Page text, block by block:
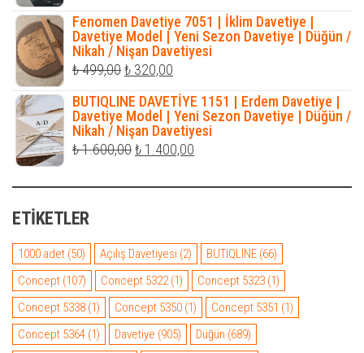
₺ 600,00.fiyat:
₺ 486,00.
Fenomen Davetiye 7051 | İklim Davetiye |
Davetiye Model | Yeni Sezon Davetiye | Düğün /
Nikah / Nişan Davetiyesi
₺499,00Orijinal
₺ 499,00.
₺ 320,00
andaki
fiyat:
₺ 320,00.
BUTIQLINE DAVETİYE 1151 | Erdem Davetiye |
Davetiye Model | Yeni Sezon Davetiye | Düğün /
Nikah / Nişan Davetiyesi
₺1.600,00Orijinal
₺ 1.400,00
ETIKETLER
1000 adet (50) Açılış Davetiyesi (2) BUTIQLINE (66)
Concept (107) Concept 5322(1) Concept 5323 (1)
Concept 5338 (1) Concept 5350 (1) Concept 5351 (1)
Concept 5364 (1) Davetiye (905) Düğün (689)